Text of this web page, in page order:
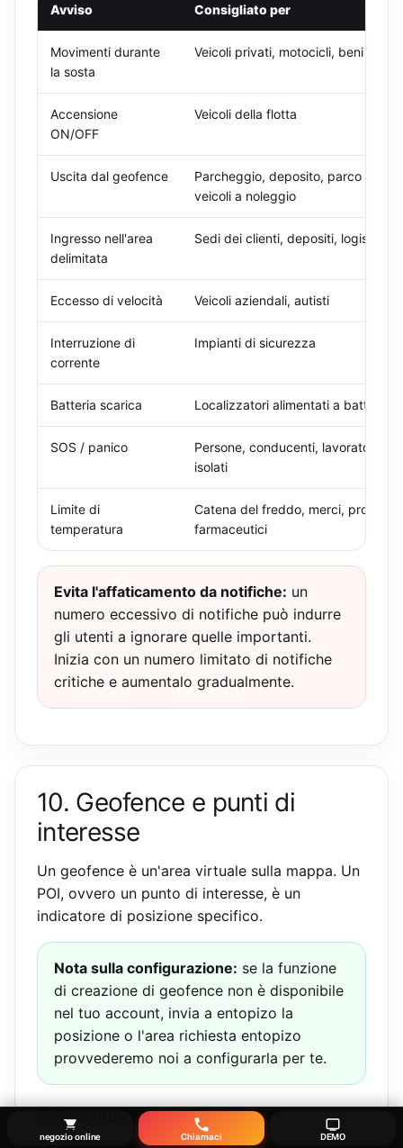
Avviso Consigliato per
Movimenti durante
la sosta
Veicoli privati, motocicli, beni
Accensione
ON/OFF
Veicoli della flotta
Uscita dal geofence
Parcheggio, deposito, parco
veicoli a noleggio
Ingresso nell'area
delimitata
Sedi dei clienti, depositi, logistica
Eccesso di velocità Veicoli aziendali, autisti
Interruzione di
corrente
Impianti di sicurezza
Batteria scarica Localizzatori alimentati a batteria
SOS / panico
Persone, conducenti, lavoratori
isolati
Limite di
temperatura
Catena del freddo, merci, prodotti
farmaceutici
Evita l'affaticamento da notifiche: un
numero eccessivo di notifiche può indurre
gli utenti a ignorare quelle importanti.
Inizia con un numero limitato di notifiche
critiche e aumentalo gradualmente.
10. Geofence e punti di
interesse
Un geofence è un'area virtuale sulla mappa. Un
POI, ovvero un punto di interesse, è un
indicatore di posizione specifico.
Nota sulla configurazione: se la funzione
di creazione di geofence non è disponibile
nel tuo account, invia a entopizo la
posizione o l'area richiesta entopizo
provvederemo noi a configurarla per te.
Usi comuni dei geofence
negozio online Chiamaci DEMO